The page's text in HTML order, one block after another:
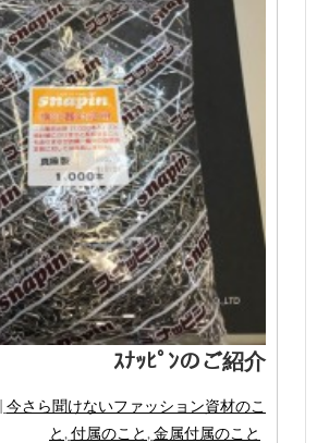
ｽﾅｯﾋﾟﾝのご紹介
| 今さら聞けないファッション資材のこ
と , 付属のこと , 金属付属のこと